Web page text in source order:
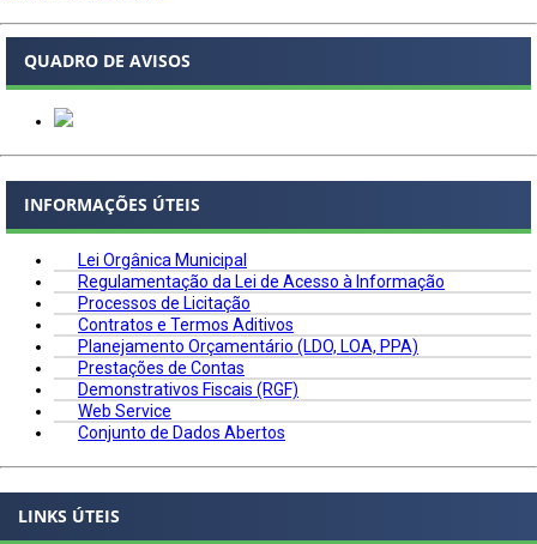
QUADRO DE AVISOS
INFORMAÇÕES ÚTEIS
Lei Orgânica Municipal
Regulamentação da Lei de Acesso à Informação
Processos de Licitação
Contratos e Termos Aditivos
Planejamento Orçamentário (LDO, LOA, PPA)
Prestações de Contas
Demonstrativos Fiscais (RGF)
Web Service
Conjunto de Dados Abertos
LINKS ÚTEIS